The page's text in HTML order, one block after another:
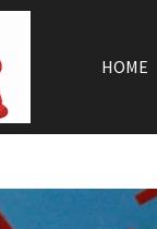
HOME